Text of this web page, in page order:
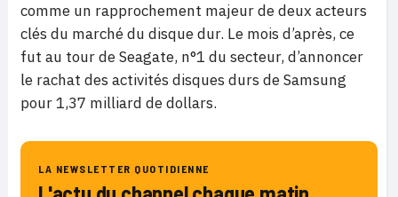
comme un rapprochement majeur de deux acteurs
clés du marché du disque dur. Le mois d’après, ce
fut au tour de Seagate, n°1 du secteur, d’annoncer
le rachat des activités disques durs de Samsung
pour 1,37 milliard de dollars.
LA NEWSLETTER QUOTIDIENNE